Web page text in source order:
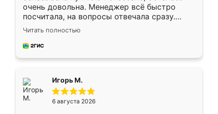
очень довольна. Менеджер всё быстро
посчитала, на вопросы отвечала сразу.
Замерщик приехал в субботу, подошёл к
делу со всей ответственностью. Собрали
за день, ребята работали аккуратно, даже
Читать полностью
Игорь М.
6 августа 2026